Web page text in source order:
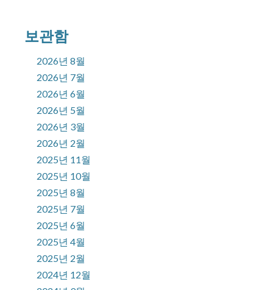
보관함
2026년 8월
2026년 7월
2026년 6월
2026년 5월
2026년 3월
2026년 2월
2025년 11월
2025년 10월
2025년 8월
2025년 7월
2025년 6월
2025년 4월
2025년 2월
2024년 12월